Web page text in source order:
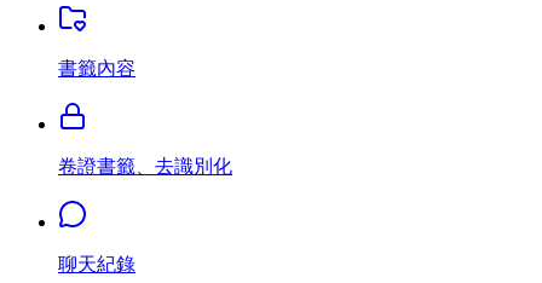
書籤內容
卷證書籤、去識別化
聊天紀錄